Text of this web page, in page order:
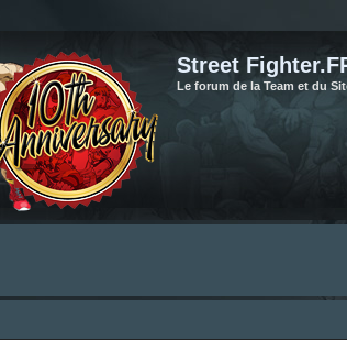
Street
Le forum de la Team et du